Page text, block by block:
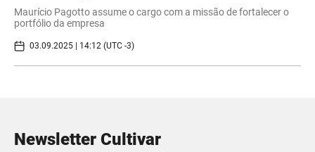
Maurício Pagotto assume o cargo com a missão de fortalecer o
portfólio da empresa
03.09.2025 | 14:12 (UTC -3)
Newsletter Cultivar